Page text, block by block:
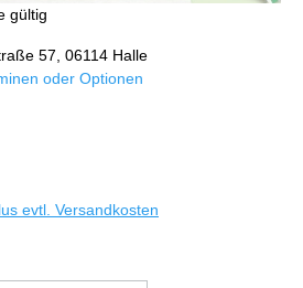
gültig
57, 06114 Halle
oder Optionen
evtl. Versandkosten